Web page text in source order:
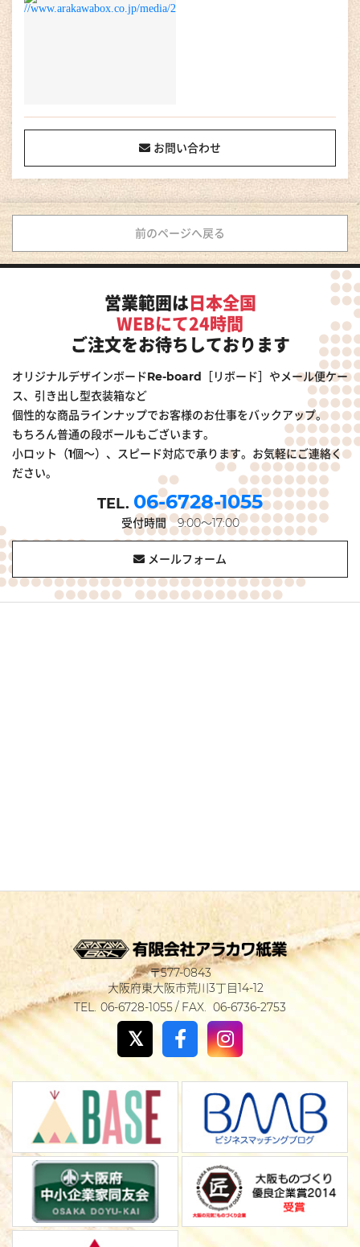
お問い合わせ
前のページへ戻る
営業範囲は日本全国
WEBにて24時間
ご注文をお待ちしております
オリジナルデザインボードRe-board［リボード］やメール便ケー
ス、引き出し型衣装箱など
個性的な商品ラインナップでお客様のお仕事をバックアップ。
もちろん普通の段ボールもございます。
小ロット（1個～）、スピード対応で承ります。お気軽にご連絡く
ださい。
06-6728-1055
受付時間9:00～17:00
メールフォーム
577-0843
大阪府東大阪市荒川3丁目14-12
06-6728-1055
06-6736-2753